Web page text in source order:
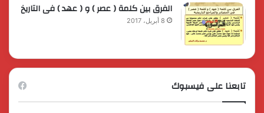
الفرق بين كلمة ( عصر ) و ( عهد ) فى التاريخ
8 أبريل، 2017
تابعنا على فيسبوك